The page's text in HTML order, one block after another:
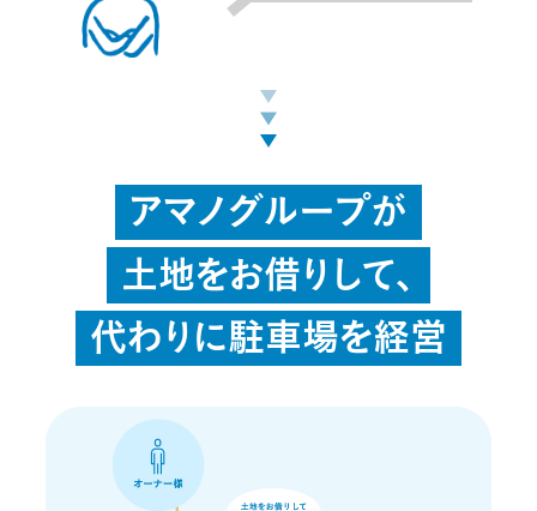
アマノグループが
土地をお借りして、
代わりに駐車場を経営